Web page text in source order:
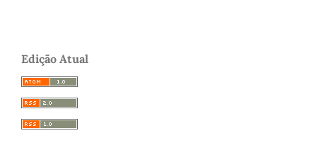
Edição Atual